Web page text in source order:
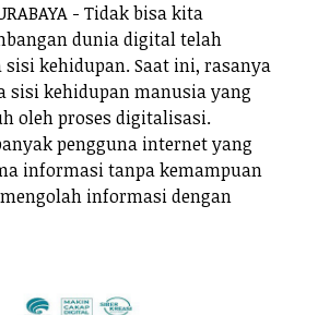
- Tidak bisa kita
dunia digital telah
sisi kehidupan. Saat ini, rasanya
sisi kehidupan manusia yang
oleh proses digitalisasi.
pengguna internet yang
informasi tanpa kemampuan
informasi dengan